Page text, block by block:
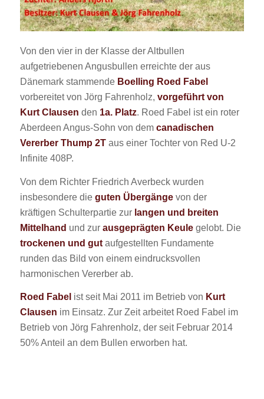
Von den vier in der Klasse der Altbullen
aufgetriebenen Angusbullen erreichte der aus
Dänemark stammende Boelling Roed Fabel
vorbereitet von Jörg Fahrenholz, vorgeführt von
Kurt Clausen den 1a. Platz. Roed Fabel ist ein roter
Aberdeen Angus-Sohn von dem canadischen
Vererber Thump 2T aus einer Tochter von Red U-2
Infinite 408P.
Von dem Richter Friedrich Averbeck wurden
insbesondere die guten Übergängevon der
kräftigen Schulterpartie zur langen und breiten
Mittelhand und zur ausgeprägten Keulegelobt. Die
trockenen und gutaufgestellten Fundamente
runden das Bild von einem eindrucksvollen
harmonischen Vererber ab.
Roed Fabel ist seit Mai 2011 im Betrieb von Kurt
Clausen im Einsatz. Zur Zeit arbeitet Roed Fabel im
Betrieb von Jörg Fahrenholz, der seit Februar 2014
50% Anteil an dem Bullen erworben hat.